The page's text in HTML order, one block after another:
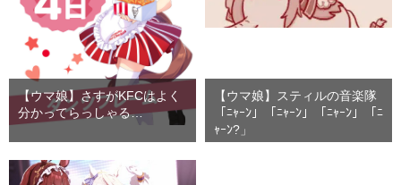
【ウマ娘】さすがKFCはよく
分かってらっしゃる…
【ウマ娘】スティルの音楽隊
「ﾆｬｰﾝ」「ﾆｬｰﾝ」「ﾆｬｰﾝ」「ﾆ
ｬｰﾝ?」